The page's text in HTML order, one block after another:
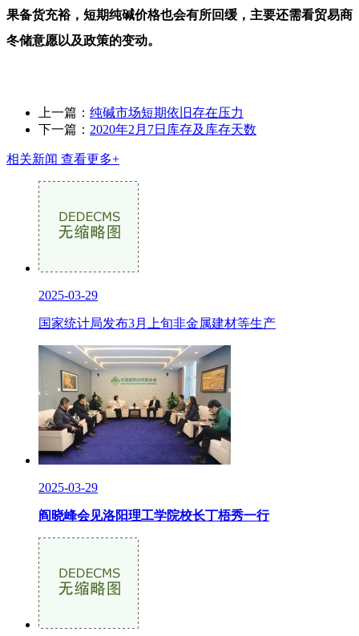
果备货充裕，短期纯碱价格也会有所回缓，主要还需看贸易商
冬储意愿以及政策的变动。
上一篇： 纯碱市场短期依旧存在压力
下一篇： 2020年2月7日库存及库存天数
相关新闻 查看更多+
2025-03-29
国家统计局发布3月上旬非金属建材等生产
2025-03-29
阎晓峰会见洛阳理工学院校长丁梧秀一行